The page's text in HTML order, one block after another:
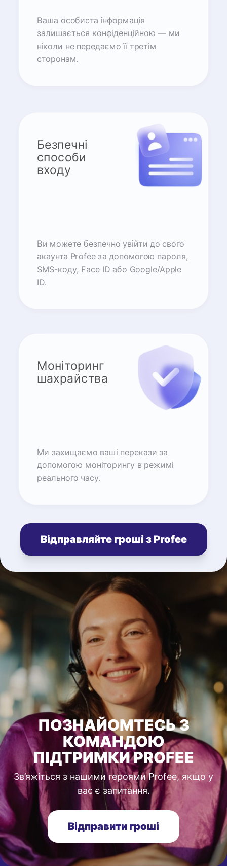
Ваша особиста інформація
залишається конфіденційною — ми
ніколи не передаємо її третім
сторонам.
Безпечні
способи
входу
Ви можете безпечно увійти до свого
акаунта Profee за допомогою пароля,
SMS-коду, Face ID або Google/Apple
ID.
Моніторинг
шахрайства
Ми захищаємо ваші перекази за
допомогою моніторингу в режимі
реального часу.
Відправляйте гроші з Profee
ПОЗНАЙОМТЕСЬ З
КОМАНДОЮ
ПІДТРИМКИ PROFEE
Зв’яжіться з нашими героями Profee, якщо у
вас є запитання.
Відправити гроші